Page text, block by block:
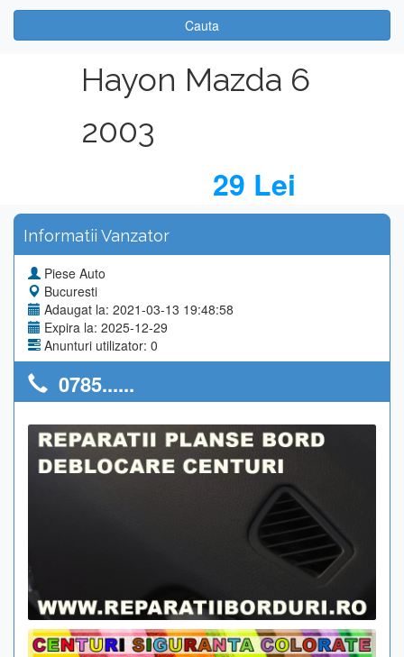
Cauta
Hayon Mazda 6
2003
29 Lei
Informatii Vanzator
Piese Auto
Bucuresti
Adaugat la: 2021-03-13 19:48:58
Expira la: 2025-12-29
Anunturi utilizator: 0
0785......